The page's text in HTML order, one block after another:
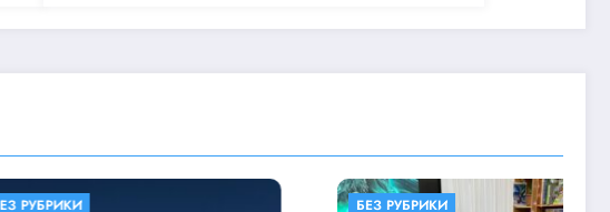
БЕЗ РУБРИКИ